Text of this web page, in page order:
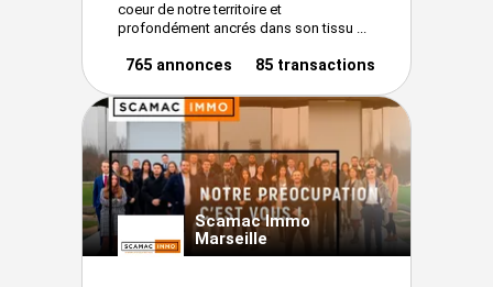
coeur de notre territoire et
profondément ancrés dans son tissu ...
765 annonces 85 transactions
Scamac Immo
Marseille